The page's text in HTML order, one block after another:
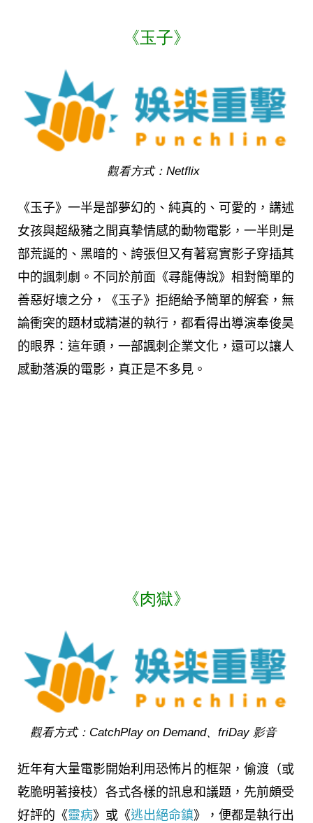
《玉子》
觀看方式：Netflix
《玉子》一半是部夢幻的、純真的、可愛的，講述
女孩與超級豬之間真摯情感的動物電影，一半則是
部荒誕的、黑暗的、誇張但又有著寫實影子穿插其
中的諷刺劇。不同於前面《尋龍傳說》相對簡單的
善惡好壞之分，《玉子》拒絕給予簡單的解套，無
論衝突的題材或精湛的執行，都看得出導演奉俊昊
的眼界：這年頭，一部諷刺企業文化，還可以讓人
感動落淚的電影，真正是不多見。
《肉獄》
觀看方式：CatchPlay on Demand、friDay 影音
近年有大量電影開始利用恐怖片的框架，偷渡（或
乾脆明著接枝）各式各樣的訊息和議題，先前頗受
好評的《靈病》或《逃出絕命鎮》，便都是執行出